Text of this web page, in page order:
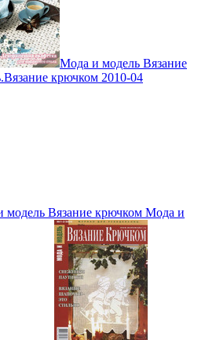
Мода и модель Вязание
крючком 2010-04
модель Вязание крючком Мода и